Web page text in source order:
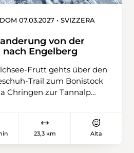
07.03.2027 • SVIZZERA
von der
Engelberg
Frutt gehts über den
Trail zum Bonistock
Chringen zur Tannalp
Die letzten rund 2
aus Rücksicht auf die
23,3 km Alta